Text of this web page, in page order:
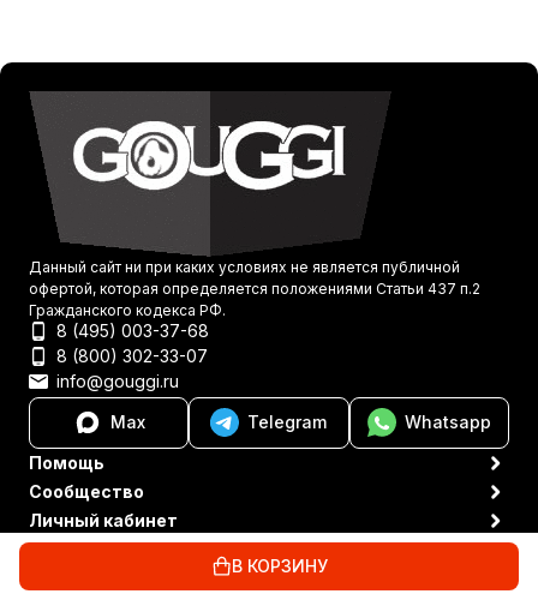
В КОРЗИНУ
Данный сайт ни при каких условиях не является публичной
офертой, которая определяется положениями Статьи 437 п.2
Гражданского кодекса РФ.
8 (495) 003-37-68
8 (800) 302-33-07
info@gouggi.ru
Max
Telegram
Whatsapp
Помощь
Сообщество
Личный кабинет
Политика персональных данных